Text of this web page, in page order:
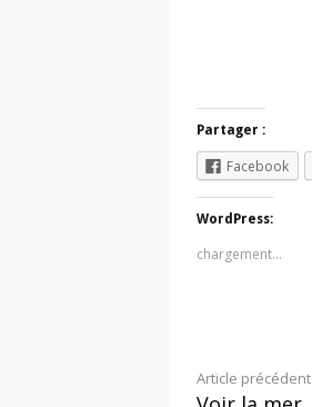
Partager :
Facebook
WordPress:
chargement…
Lire
Article précédent